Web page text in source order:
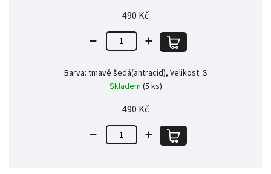
490 Kč
Barva: tmavě šedá(antracid), Velikost: S
Skladem (5 ks)
490 Kč